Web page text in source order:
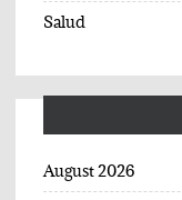
Salud
August 2026